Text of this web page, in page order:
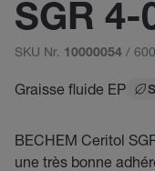
SGR 4-
SKU Nr. 10000054 /
Graisse fluide EP
BECHEM Ceritol
une très bonne